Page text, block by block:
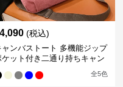
(税込)
ャンバストート 多機能ジップ
ケット付き二通り持ちキャン
全5色